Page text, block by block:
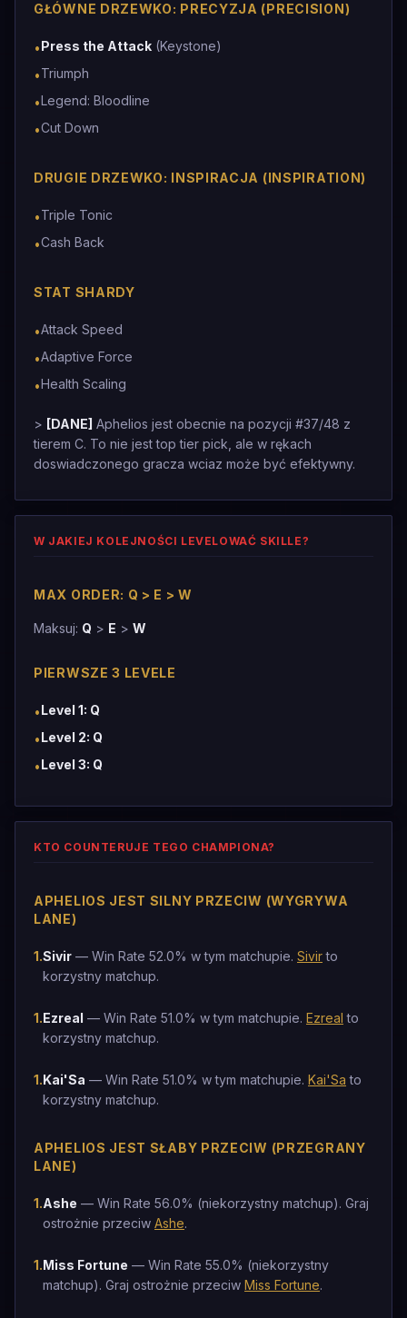
GŁÓWNE DRZEWKO: PRECYZJA (PRECISION)
•Press the Attack (Keystone)
•Triumph
•Legend: Bloodline
•Cut Down
DRUGIE DRZEWKO: INSPIRACJA (INSPIRATION)
•Triple Tonic
•Cash Back
STAT SHARDY
•Attack Speed
•Adaptive Force
•Health Scaling
> [DANE] Aphelios jest obecnie na pozycji #37/48 z
tierem C. To nie jest top tier pick, ale w rękach
doswiadczonego gracza wciaz może być efektywny.
W JAKIEJ KOLEJNOŚCI LEVELOWAĆ SKILLE?
MAX ORDER: Q > E > W
Maksuj: Q > E > W
PIERWSZE 3 LEVELE
•Level 1: Q
•Level 2: Q
•Level 3: Q
KTO COUNTERUJE TEGO CHAMPIONA?
APHELIOS JEST SILNY PRZECIW (WYGRYWA
LANE)
1.Sivir — Win Rate 52.0% w tym matchupie. Sivirto
korzystny matchup.
1.Ezreal — Win Rate 51.0% w tym matchupie. Ezreal to
korzystny matchup.
1.Kai'Sa — Win Rate 51.0% w tym matchupie. Kai'Sa to
korzystny matchup.
APHELIOS JEST SŁABY PRZECIW (PRZEGRANY
LANE)
1.Ashe — Win Rate 56.0% (niekorzystny matchup). Graj
ostrożnie przeciw Ashe.
1.Miss Fortune — Win Rate 55.0% (niekorzystny
matchup). Graj ostrożnie przeciw Miss Fortune.